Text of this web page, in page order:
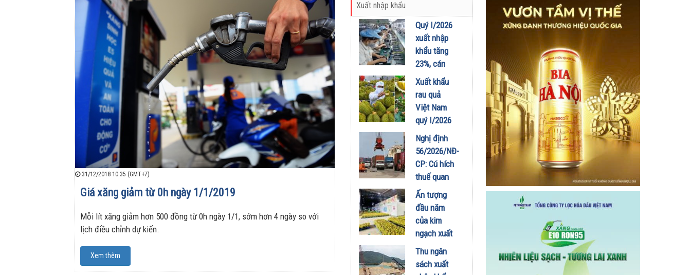
31/12/2018 10:35 (GMT+7)
Giá xăng giảm từ 0h ngày 1/1/2019
Mỗi lít xăng giảm hơn 500 đồng từ 0h ngày 1/1, sớm hơn 4 ngày so với
lịch điều chỉnh dự kiến.
Xem thêm
Xuất nhập khẩu
Quý I/2026
xuất nhập
khẩu tăng
23%, cán
cân thương
mại đảo
chiều sang
nhập siêu
Xuất khẩu
rau quả
Việt Nam
quý I/2026
tăng
trưởng
mạnh, sầu
riêng tiếp
tục thống
lĩnh thị
trường
02/04/2026
Nghị định
56/2026/NĐ-
CP: Cú hích
thuế quan
mới cho
thương mại
biên mậu
Việt Nam –
Campuchia
23/02/2026
Ấn tượng
đầu năm
của kim
ngạch xuất
khẩu rau
quả
02/02/2026
Thu ngân
sách xuất